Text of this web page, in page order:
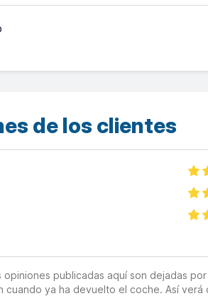
de los clientes
publicadas aquí son dejadas
ya ha devuelto el coche. Así